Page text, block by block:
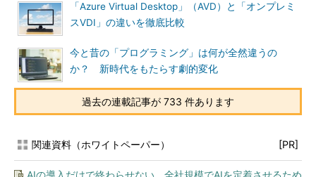
「Azure Virtual Desktop」（AVD）と「オンプレミ
スVDI」の違いを徹底比較
今と昔の「プログラミング」は何が全然違うの
か？ 新時代をもたらす劇的変化
過去の連載記事が 733 件あります
関連資料（ホワイトペーパー） [PR]
AIの導入だけで終わらせない、全社規模でAIを定着させるため